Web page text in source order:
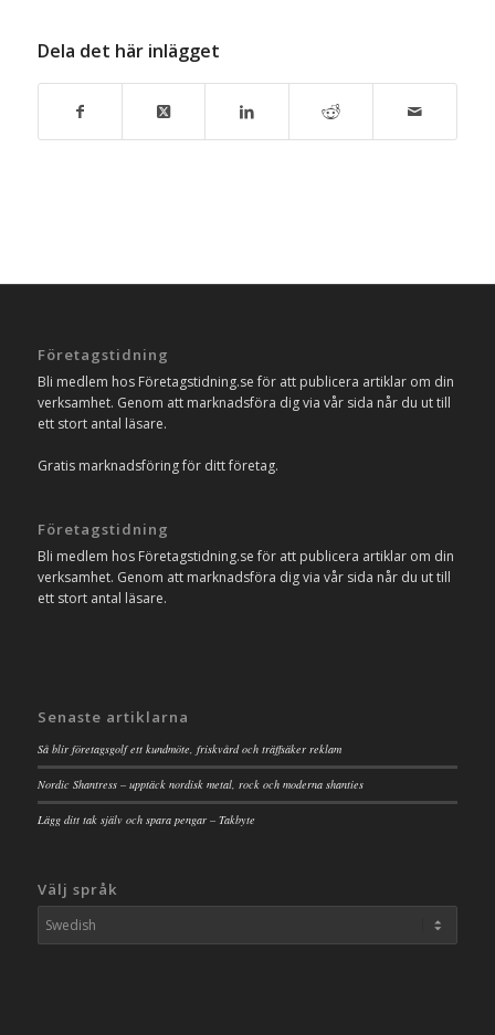
Dela det här inlägget
Företagstidning
Bli medlem hos Företagstidning.se för att publicera artiklar om din
verksamhet. Genom att marknadsföra dig via vår sida når du ut till
ett stort antal läsare.
Gratis marknadsföring för ditt företag.
Företagstidning
Bli medlem hos Företagstidning.se för att publicera artiklar om din
verksamhet. Genom att marknadsföra dig via vår sida når du ut till
ett stort antal läsare.
Senaste artiklarna
Så blir företagsgolf ett kundmöte, friskvård och träffsäker reklam
Nordic Shantress – upptäck nordisk metal, rock och moderna shanties
Lägg ditt tak själv och spara pengar – Takbyte
Välj språk